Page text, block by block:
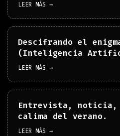
LEER MÁS →
Descifrando el
(Inteligencia
LEER MÁS →
Entrevista, noticia,
calima del verano.
LEER MÁS →